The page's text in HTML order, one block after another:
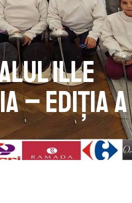
Ille
– ediția a